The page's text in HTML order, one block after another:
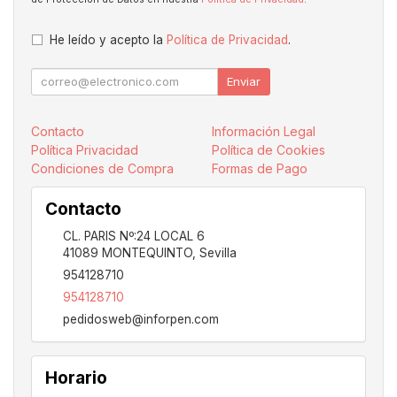
He leído y acepto la Política de Privacidad.
Enviar
Contacto
Información Legal
Política Privacidad
Política de Cookies
Condiciones de Compra
Formas de Pago
Contacto
CL. PARIS Nº:24 LOCAL 6
41089 MONTEQUINTO Sevilla
954128710
954128710
pedidosweb@inforpen.com
Horario